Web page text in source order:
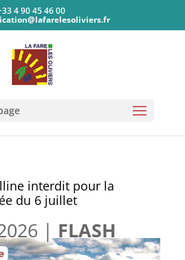
4 90 45 46 00
interdit pour la
du 6 juillet
| FLASH